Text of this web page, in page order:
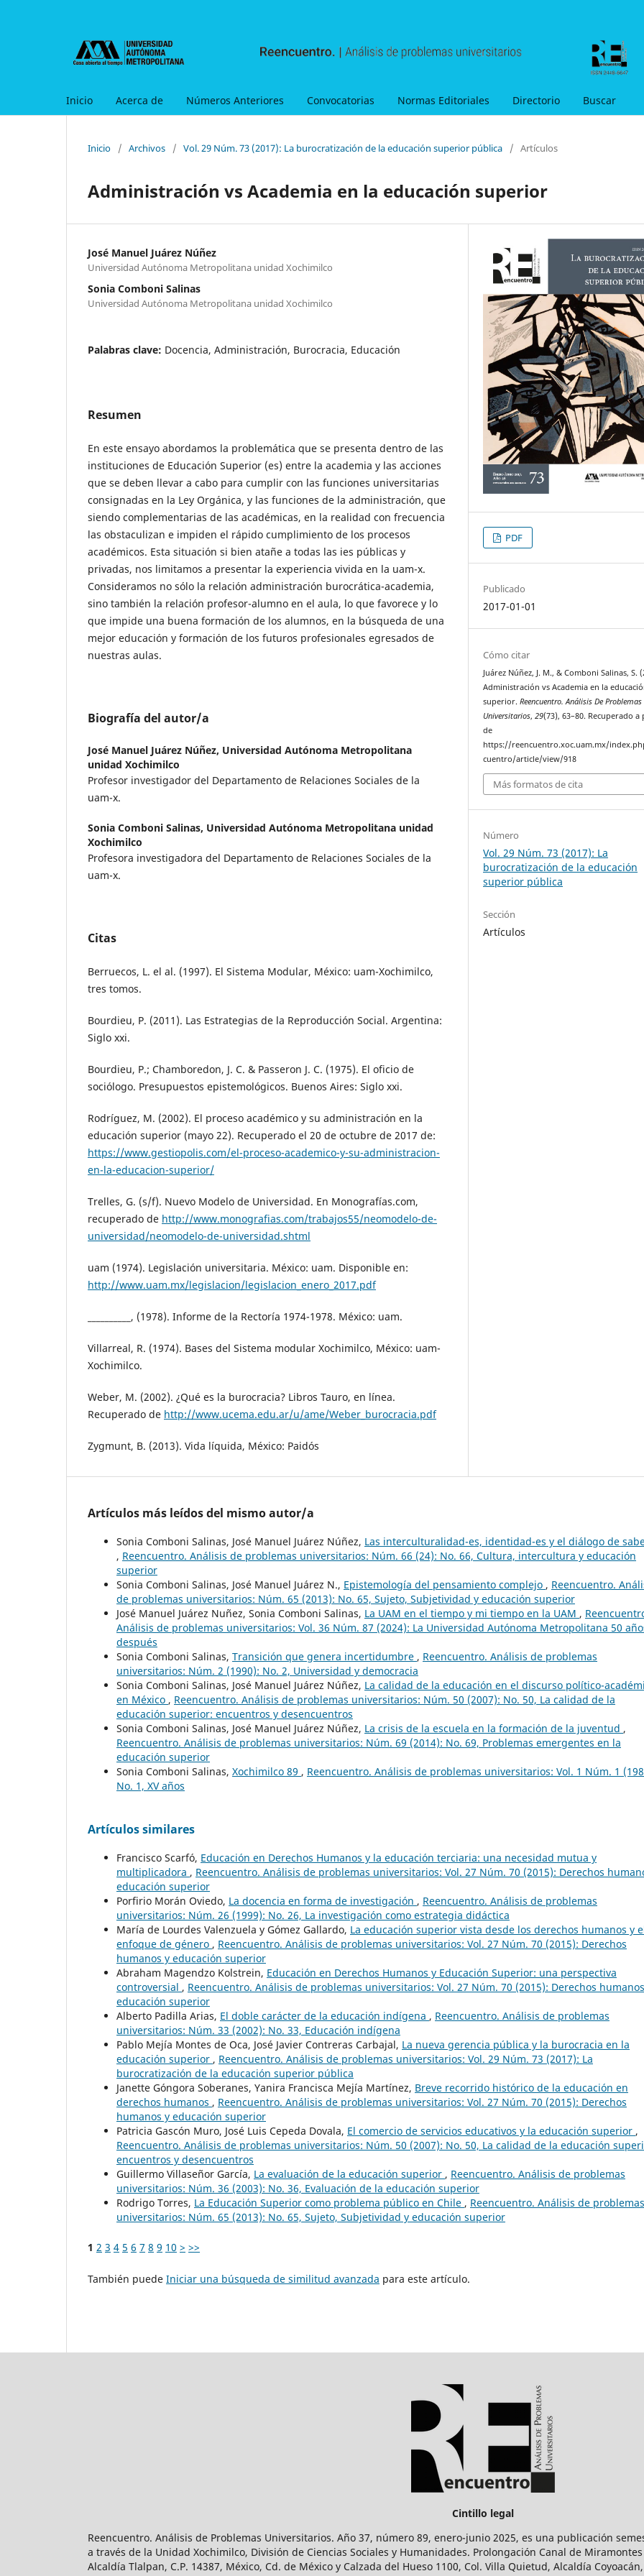
Inicio Acerca de Números Anteriores Convocatorias Normas Editoriales Directorio Buscar
Inicio / Archivos / Vol. 29 Núm. 73 (2017): La burocratización de la educación superior pública / Artículos
Administración vs Academia en la educación superior
José Manuel Juárez Núñez
Universidad Autónoma Metropolitana unidad Xochimilco
Sonia Comboni Salinas
Universidad Autónoma Metropolitana unidad Xochimilco
Palabras clave: Docencia, Administración, Burocracia, Educación
Resumen
En este ensayo abordamos la problemática que se presenta dentro de las
instituciones de Educación Superior (es) entre la academia y las acciones
que se deben llevar a cabo para cumplir con las funciones universitarias
consignadas en la Ley Orgánica, y las funciones de la administración, que
siendo complementarias de las académicas, en la realidad con frecuencia
las obstaculizan e impiden el rápido cumplimiento de los procesos
académicos. Esta situación si bien atañe a todas las ies públicas y
privadas, nos limitamos a presentar la experiencia vivida en la uam-x.
Consideramos no sólo la relación administración burocrática-academia,
sino también la relación profesor-alumno en el aula, lo que favorece y lo
que impide una buena formación de los alumnos, en la búsqueda de una
mejor educación y formación de los futuros profesionales egresados de
nuestras aulas.
Biografía del autor/a
José Manuel Juárez Núñez, Universidad Autónoma Metropolitana
unidad Xochimilco
Profesor investigador del Departamento de Relaciones Sociales de la
uam-x.
Sonia Comboni Salinas, Universidad Autónoma Metropolitana unidad
Xochimilco
Profesora investigadora del Departamento de Relaciones Sociales de la
uam-x.
Citas
Berruecos, L. el al. (1997). El Sistema Modular, México: uam-Xochimilco,
tres tomos.
Bourdieu, P. (2011). Las Estrategias de la Reproducción Social. Argentina:
Siglo xxi.
Bourdieu, P.; Chamboredon, J. C. & Passeron J. C. (1975). El oficio de
sociólogo. Presupuestos epistemológicos. Buenos Aires: Siglo xxi.
Rodríguez, M. (2002). El proceso académico y su administración en la
educación superior (mayo 22). Recuperado el 20 de octubre de 2017 de:
https://www.gestiopolis.com/el-proceso-academico-y-su-administracion-
en-la-educacion-superior/
Trelles, G. (s/f). Nuevo Modelo de Universidad. En Monografías.com,
recuperado de http://www.monografias.com/trabajos55/neomodelo-de-
universidad/neomodelo-de-universidad.shtml
uam (1974). Legislación universitaria. México: uam. Disponible en:
http://www.uam.mx/legislacion/legislacion_enero_2017.pdf
__________, (1978). Informe de la Rectoría 1974-1978. México: uam.
Villarreal, R. (1974). Bases del Sistema modular Xochimilco, México: uam-
Xochimilco.
Weber, M. (2002). ¿Qué es la burocracia? Libros Tauro, en línea.
Recuperado de http://www.ucema.edu.ar/u/ame/Weber_burocracia.pdf
Zygmunt, B. (2013). Vida líquida, México: Paidós
PDF
Publicado
2017-01-01
Cómo citar
Juárez Núñez, J. M., & Comboni Salinas, S.
Administración vs Academia en la
superior.Reencuentro. Análisis De Problemas
Universitarios,29(73), 63–80. Recuperado
de
https://reencuentro.xoc.uam.mx/
cuentro/article/view/918
Más formatos de cita
Número
Vol. 29 Núm. 73 (2017): La
burocratización de la educación
superior pública
Sección
Artículos
Artículos más leídos del mismo autor/a
Sonia Comboni Salinas, José Manuel Juárez Núñez, Las interculturalidad-es, identidad-es y el diálogo de
, Reencuentro. Análisis de problemas universitarios: Núm. 66 (24): No. 66, Cultura, intercultura y educación
superior
Sonia Comboni Salinas, José Manuel Juárez N., Epistemología del pensamiento complejo , Reencuentro.
de problemas universitarios: Núm. 65 (2013): No. 65, Sujeto, Subjetividad y educación superior
José Manuel Juárez Nuñez, Sonia Comboni Salinas, La UAM en el tiempo y mi tiempo en la UAM ,
Análisis de problemas universitarios: Vol. 36 Núm. 87 (2024): La Universidad Autónoma Metropolitana 50
después
Sonia Comboni Salinas, Transición que genera incertidumbre , Reencuentro. Análisis de problemas
universitarios: Núm. 2 (1990): No. 2, Universidad y democracia
Sonia Comboni Salinas, José Manuel Juárez Núñez, La calidad de la educación en el discurso político-
en México , Reencuentro. Análisis de problemas universitarios: Núm. 50 (2007): No. 50, La calidad de la
educación superior: encuentros y desencuentros
Sonia Comboni Salinas, José Manuel Juárez Núñez, La crisis de la escuela en la formación de la juventud ,
Reencuentro. Análisis de problemas universitarios: Núm. 69 (2014): No. 69, Problemas emergentes en la
educación superior
Sonia Comboni Salinas, Xochimilco 89 , Reencuentro. Análisis de problemas universitarios: Vol. 1 Núm. 1
No. 1, XV años
Artículos similares
Francisco Scarfó, Educación en Derechos Humanos y la educación terciaria: una necesidad mutua y
multiplicadora , Reencuentro. Análisis de problemas universitarios: Vol. 27 Núm. 70 (2015): Derechos
educación superior
Porfirio Morán Oviedo, La docencia en forma de investigación , Reencuentro. Análisis de problemas
universitarios: Núm. 26 (1999): No. 26, La investigación como estrategia didáctica
María de Lourdes Valenzuela y Gómez Gallardo, La educación superior vista desde los derechos humanos y
enfoque de género , Reencuentro. Análisis de problemas universitarios: Vol. 27 Núm. 70 (2015): Derechos
humanos y educación superior
Abraham Magendzo Kolstrein, Educación en Derechos Humanos y Educación Superior: una perspectiva
controversial , Reencuentro. Análisis de problemas universitarios: Vol. 27 Núm. 70 (2015): Derechos
educación superior
Alberto Padilla Arias, El doble carácter de la educación indígena , Reencuentro. Análisis de problemas
universitarios: Núm. 33 (2002): No. 33, Educación indígena
Pablo Mejía Montes de Oca, José Javier Contreras Carbajal, La nueva gerencia pública y la burocracia en la
educación superior , Reencuentro. Análisis de problemas universitarios: Vol. 29 Núm. 73 (2017): La
burocratización de la educación superior pública
Janette Góngora Soberanes, Yanira Francisca Mejía Martínez, Breve recorrido histórico de la educación en
derechos humanos , Reencuentro. Análisis de problemas universitarios: Vol. 27 Núm. 70 (2015): Derechos
humanos y educación superior
Patricia Gascón Muro, José Luis Cepeda Dovala, El comercio de servicios educativos y la educación superior ,
Reencuentro. Análisis de problemas universitarios: Núm. 50 (2007): No. 50, La calidad de la educación
encuentros y desencuentros
Guillermo Villaseñor García, La evaluación de la educación superior , Reencuentro. Análisis de problemas
universitarios: Núm. 36 (2003): No. 36, Evaluación de la educación superior
Rodrigo Torres, La Educación Superior como problema público en Chile , Reencuentro. Análisis de problemas
universitarios: Núm. 65 (2013): No. 65, Sujeto, Subjetividad y educación superior
1 2 3 4 5 6 7 8 9 10 > >>
También puede Iniciar una búsqueda de similitud avanzada para este artículo.
Cintillo legal
Reencuentro. Análisis de Problemas Universitarios. Año 37, número 89, enero-junio 2025, es una publicación
a través de la Unidad Xochimilco, División de Ciencias Sociales y Humanidades. Prolongación Canal de Miramontes
Alcaldía Tlalpan, C.P. 14387, México, Cd. de México y Calzada del Hueso 1100, Col. Villa Quietud, Alcaldía